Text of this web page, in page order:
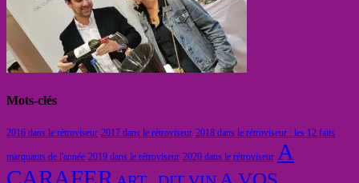
Mots-clés
2016 dans le rétroviseur 2017 dans le rétroviseur 2018 dans le rétroviseur : les 12 faits
marquants de l'année 2019 dans le rétroviseur 2020 dans le rétroviseur A